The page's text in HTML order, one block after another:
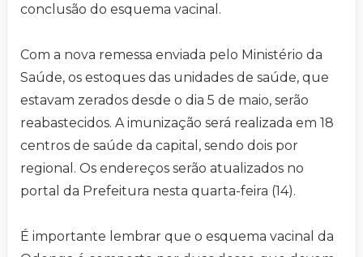
conclusão do esquema vacinal.
Com a nova remessa enviada pelo Ministério da
Saúde, os estoques das unidades de saúde, que
estavam zerados desde o dia 5 de maio, serão
reabastecidos. A imunização será realizada em 18
centros de saúde da capital, sendo dois por
regional. Os endereços serão atualizados no
portal da Prefeitura nesta quarta-feira (14).
É importante lembrar que o esquema vacinal da